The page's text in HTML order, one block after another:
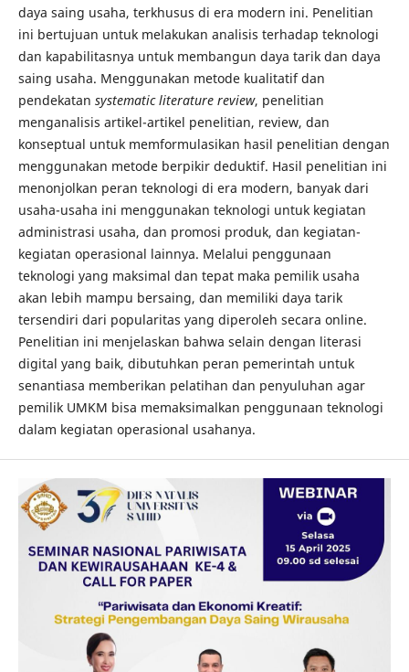
daya saing usaha, terkhusus di era modern ini. Penelitian
ini bertujuan untuk melakukan analisis terhadap teknologi
dan kapabilitasnya untuk membangun daya tarik dan daya
saing usaha. Menggunakan metode kualitatif dan
pendekatan systematic literature review, penelitian
menganalisis artikel-artikel penelitian, review, dan
konseptual untuk memformulasikan hasil penelitian dengan
menggunakan metode berpikir deduktif. Hasil penelitian ini
menonjolkan peran teknologi di era modern, banyak dari
usaha-usaha ini menggunakan teknologi untuk kegiatan
administrasi usaha, dan promosi produk, dan kegiatan-
kegiatan operasional lainnya. Melalui penggunaan
teknologi yang maksimal dan tepat maka pemilik usaha
akan lebih mampu bersaing, dan memiliki daya tarik
tersendiri dari popularitas yang diperoleh secara online.
Penelitian ini menjelaskan bahwa selain dengan literasi
digital yang baik, dibutuhkan peran pemerintah untuk
senantiasa memberikan pelatihan dan penyuluhan agar
pemilik UMKM bisa memaksimalkan penggunaan teknologi
dalam kegiatan operasional usahanya.